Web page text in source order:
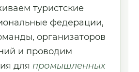
туристские
федерации,
организаторов
и проводим
для промышленных